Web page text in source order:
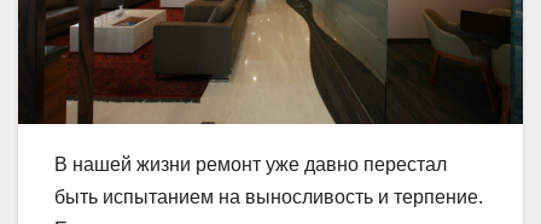
В нашей жизни ремонт уже давно перестал
быть испытанием на выносливость и терпение.